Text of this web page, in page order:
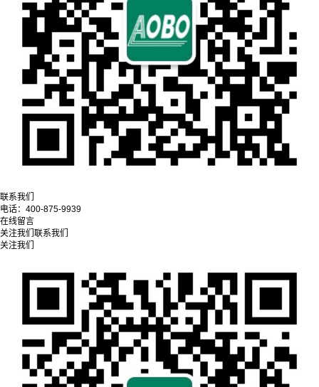
联系我们
电话： 400-875-9939
在线留言
关注我们 联系我们
关注我们